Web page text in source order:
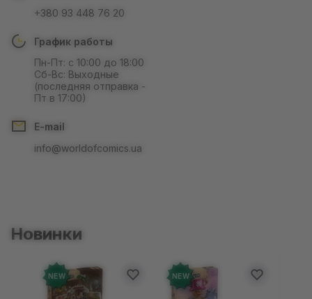
+380 93 448 76 20
График работы
Пн-Пт: с 10:00 до 18:00
Сб-Вс: Выходные
(последняя отправка -
Пт в 17:00)
E-mail
info@worldofcomics.ua
Новинки
NEW NEW